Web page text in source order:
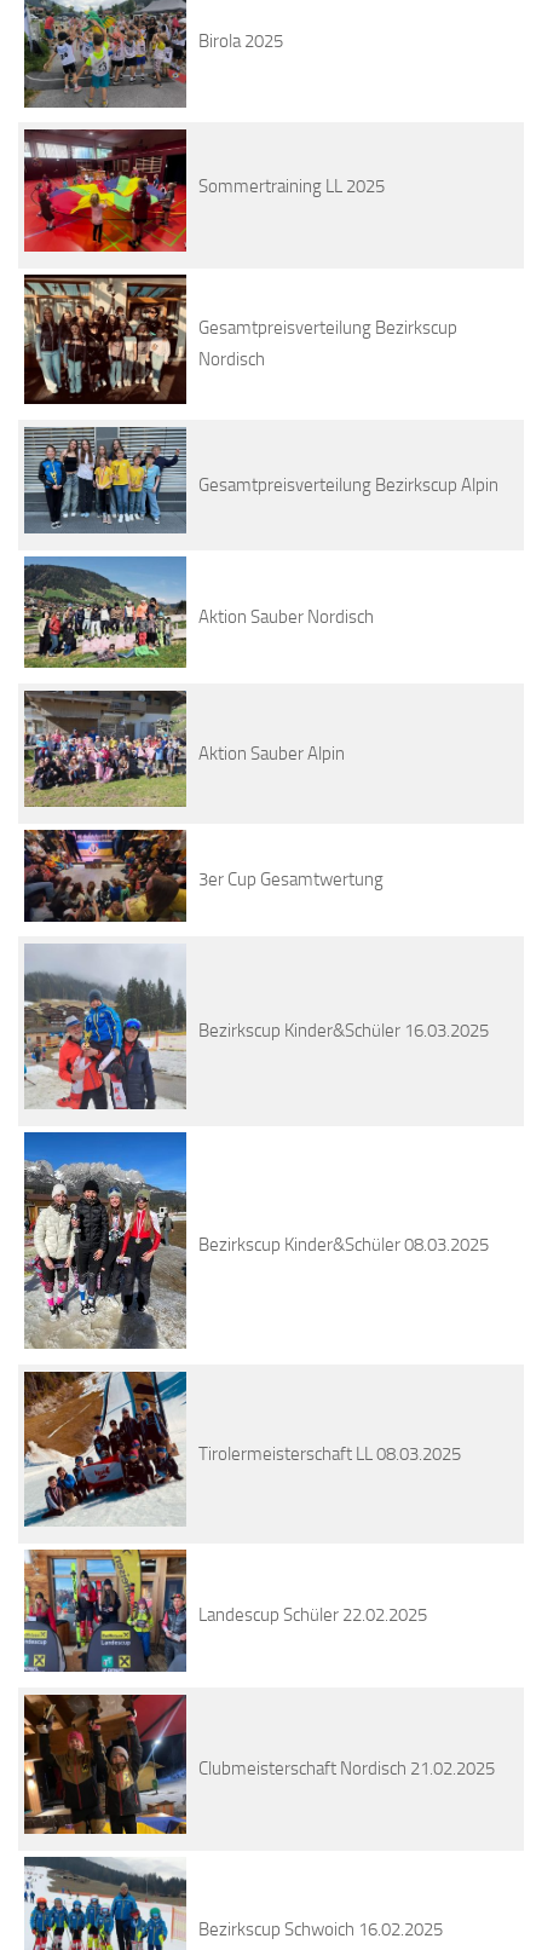
Birola 2025
Sommertraining LL 2025
Gesamtpreisverteilung Bezirkscup
Nordisch
Gesamtpreisverteilung Bezirkscup Alpin
Aktion Sauber Nordisch
Aktion Sauber Alpin
3er Cup Gesamtwertung
Bezirkscup Kinder&Schüler 16.03.2025
Bezirkscup Kinder&Schüler 08.03.2025
Tirolermeisterschaft LL 08.03.2025
Landescup Schüler 22.02.2025
Clubmeisterschaft Nordisch 21.02.2025
Bezirkscup Schwoich 16.02.2025